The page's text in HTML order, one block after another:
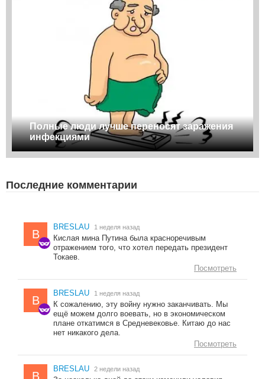
Полные люди лучше переносят заражения
инфекциями
Последние комментарии
B
BRESLAU 1 неделя назад
Кислая мина Путина была красноречивым
отражением того, что хотел передать президент
Токаев.
Посмотреть
B
BRESLAU 1 неделя назад
К сожалению, эту войну нужно заканчивать. Мы
ещё можем долго воевать, но в экономическом
плане откатимся в Средневековье. Китаю до нас
нет никакого дела.
Посмотреть
B
BRESLAU 2 недели назад